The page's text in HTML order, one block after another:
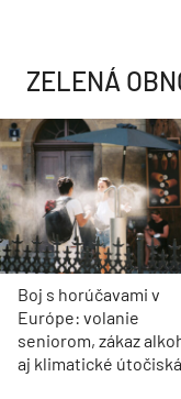
ZELENÁ
Boj s horúčavami v
Európe: volanie
seniorom, zákaz
aj klimatické útočiská